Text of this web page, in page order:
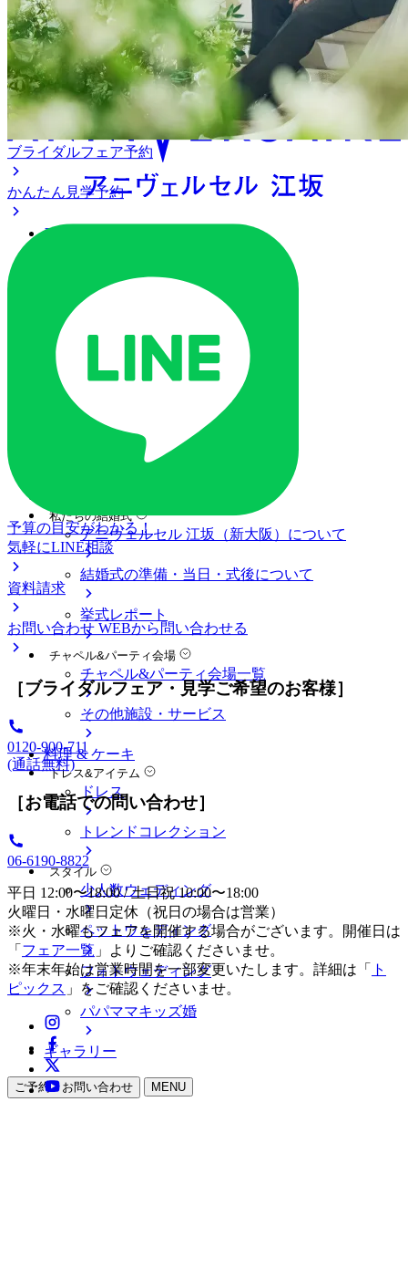
アニヴェルセル 江坂（新大
阪）
アクセス
ご列席の皆様へ
トピックス
ご予約・お問い合わせ
ブライダルフェア
ブライダルフェア一覧
ブライダルフェアの基礎知識
私たちの結婚式
アニヴェルセル 江坂（新大阪）について
結婚式の準備・当日・式後について
挙式レポート
チャペル&パーティ会場
チャペル&パーティ会場一覧
その他施設・サービス
料理 & ケーキ
ドレス&アイテム
ドレス
トレンドコレクション
スタイル
少人数ウェディング
ペットウェディング
フォトウェディング
パパママキッズ婚
ギャラリー
ご予約・お問い合わせ MENU
ブライダルフェア予約
かんたん見学予約
予算の目安がわかる！
気軽にLINE相談
資料請求
お問い合わせ WEBから問い合わせる
［ブライダルフェア・見学ご希望のお客様］
0120-900-711
(通話無料)
［お電話での問い合わせ］
06-6190-8822
平日 12:00〜18:00 / 土日祝 10:00〜18:00
火曜日・水曜日定休（祝日の場合は営業）
※火・水曜もフェアを開催する場合がございます。開催日は
「 フェア一覧 」よりご確認くださいませ。
※年末年始は営業時間を一部変更いたします。詳細は「
ト
ピックス 」をご確認くださいませ。